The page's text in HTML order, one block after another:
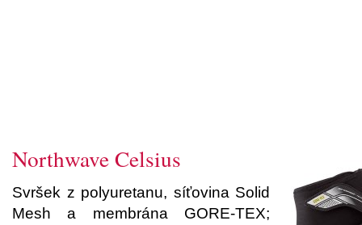
Northwave Celsius
Svršek z polyuretanu, síťovina Solid
Mesh a membrána GORE-TEX;